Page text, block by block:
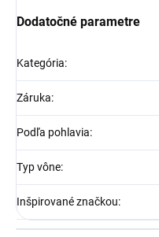
Dodatočné parametre
Kategória:
Záruka:
Podľa pohlavia:
Typ vône:
Inšpirované značkou: